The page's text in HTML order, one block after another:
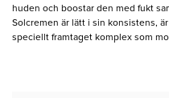
huden och boostar den med fukt
Solcremen är lätt i sin konsistens,
speciellt framtaget komplex som